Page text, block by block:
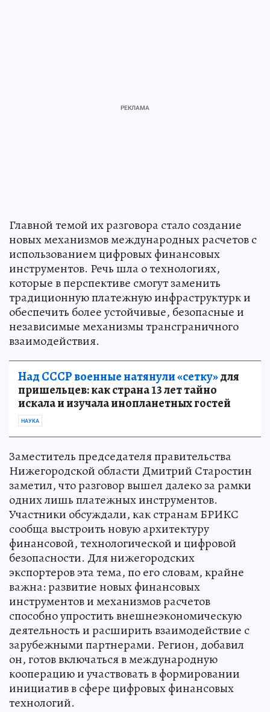
Главной темой их разговора стало создание
новых механизмов международных расчетов с
использованием цифровых финансовых
инструментов. Речь шла о технологиях,
которые в перспективе смогут заменить
традиционную платежную инфраструктурк и
обеспечить более устойчивые, безопасные и
независимые механизмы трансграничного
взаимодействия.
Над СССР военные натянули «сетку»для
пришельцев: как страна 13 лет тайно
искала и изучала инопланетных гостей
НАУКА
Заместитель председателя правительства
Нижегородской области Дмитрий Старостин
заметил, что разговор вышел далеко за рамки
одних лишь платежных инструментов.
Участники обсуждали, как странам БРИКС
сообща выстроить новую архитектуру
финансовой, технологической и цифровой
безопасности. Для нижегородских
экспортеров эта тема, по его словам, крайне
важна: развитие новых финансовых
инструментов и механизмов расчетов
способно упростить внешнеэкономическую
деятельность и расширить взаимодействие с
зарубежными партнерами. Регион, добавил
он, готов включаться в международную
кооперацию и участвовать в формировании
инициатив в сфере цифровых финансовых
технологий.